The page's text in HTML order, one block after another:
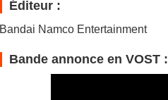
Éditeur :
Bandai Namco Entertainment
Bande annonce en VOST :